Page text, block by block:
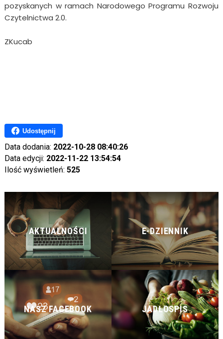
pozyskanych w ramach Narodowego Programu Rozwoju
Czytelnictwa 2.0.
ZKucab
Udostępnij
Data dodania: 2022-10-28 08:40:26
Data edycji: 2022-11-22 13:54:54
Ilość wyświetleń: 525
AKTUALNOŚCI E-DZIENNIK
NASZ FACEBOOK JADŁOSPIS